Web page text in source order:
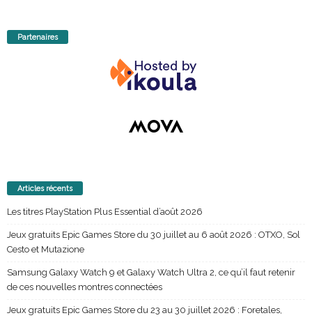
Partenaires
Articles récents
Les titres PlayStation Plus Essential d’août 2026
Jeux gratuits Epic Games Store du 30 juillet au 6 août 2026 : OTXO, Sol
Cesto et Mutazione
Samsung Galaxy Watch 9 et Galaxy Watch Ultra 2, ce qu’il faut retenir
de ces nouvelles montres connectées
Jeux gratuits Epic Games Store du 23 au 30 juillet 2026 : Foretales,